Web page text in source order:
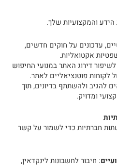
הידע והמקצועיות שלך.
עדכונים על חוקים חדשים,
אקטואליות.
דירוג האתר במנועי החיפוש
לקוחות פוטנציאליים לאתר.
להגיב ולהשתתף בדיונים, תוך
ומדויק.
חברתיות כדי לשמור על קשר
: חיבור לחשבונות לינקדאין,